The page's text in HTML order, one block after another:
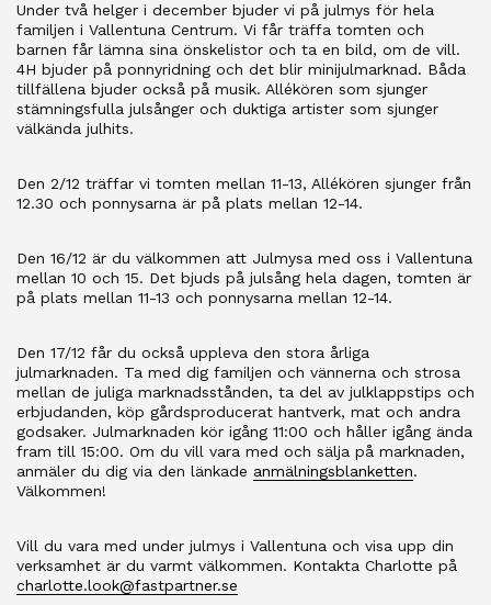
Under två helger i december bjuder vi på julmys för hela
familjen i Vallentuna Centrum. Vi får träffa tomten och
barnen får lämna sina önskelistor och ta en bild, om de vill.
4H bjuder på ponnyridning och det blir minijulmarknad. Båda
tillfällena bjuder också på musik. Allékören som sjunger
stämningsfulla julsånger och duktiga artister som sjunger
välkända julhits.
Den 2/12 träffar vi tomten mellan 11-13, Allékören sjunger från
12.30 och ponnysarna är på plats mellan 12-14.
Den 16/12 är du välkommen att Julmysa med oss i Vallentuna
mellan 10 och 15. Det bjuds på julsång hela dagen, tomten är
på plats mellan 11-13 och ponnysarna mellan 12-14.
Den 17/12 får du också uppleva den stora årliga
julmarknaden. Ta med dig familjen och vännerna och strosa
mellan de juliga marknadsstånden, ta del av julklappstips och
erbjudanden, köp gårdsproducerat hantverk, mat och andra
godsaker. Julmarknaden kör igång 11:00 och håller igång ända
fram till 15:00. Om du vill vara med och sälja på marknaden,
anmäler du dig via den länkade anmälningsblanketten.
Välkommen!
Vill du vara med under julmys i Vallentuna och visa upp din
verksamhet är du varmt välkommen. Kontakta Charlotte på
charlotte.look@fastpartner.se